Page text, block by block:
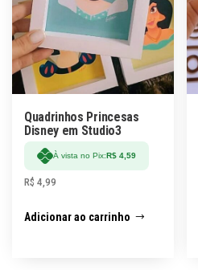
Quadrinhos Princesas
Disney em Studio3
À vista no Pix: R$ 4,59
R$ 4,99
Adicionar ao carrinho